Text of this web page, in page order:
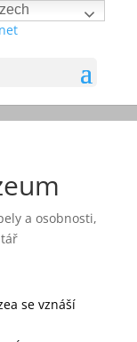
a osobnosti,
se vznáší